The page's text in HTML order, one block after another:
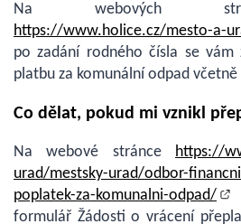
Na webových
https://www.holice.cz/mesto-a-
po zadání rodného čísla se
platbu za komunální odpad
Co dělat, pokud mi vznikl
Na webové stránce https://
urad/mestsky-urad/odbor-
poplatek-za-komunalni-odpad/
formulář Žádosti o vrácení